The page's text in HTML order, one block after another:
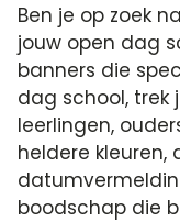
Ben je op zoek
jouw open dag
banners die
dag school,
leerlingen,
heldere kleuren,
boodschap die